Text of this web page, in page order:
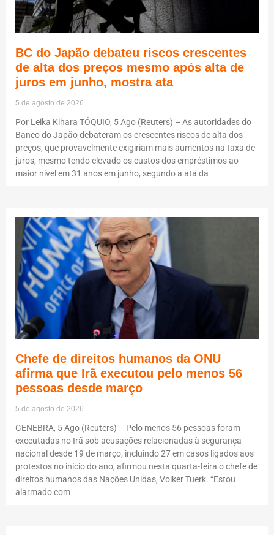
BC do Japão debateu riscos crescentes
de alta dos preços mesmo após alta de
juros em junho, mostra ata
5 de agosto de 2026
Por Leika Kihara TÓQUIO, 5 Ago (Reuters) – As autoridades do
Banco do Japão debateram os crescentes riscos de alta dos
preços, que provavelmente exigiriam mais aumentos na taxa de
juros, mesmo tendo elevado os custos dos empréstimos ao
maior nível em 31 anos em junho, segundo a ata da
Chefe de direitos humanos da ONU
afirma que Irã executou pelo menos 56
pessoas desde março
5 de agosto de 2026
GENEBRA, 5 Ago (Reuters) – Pelo menos 56 pessoas foram
executadas no Irã sob acusações relacionadas à segurança
nacional desde 19 de março, incluindo 27 em casos ligados aos
protestos no início do ano, afirmou nesta quarta-feira o chefe de
direitos humanos das Nações Unidas, Volker Tuerk. “Estou
alarmado com